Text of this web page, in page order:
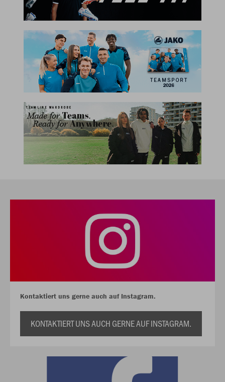
Kontaktiert uns gerne auch auf Instagram.
KONTAKTIERT UNS AUCH GERNE AUF INSTAGRAM.